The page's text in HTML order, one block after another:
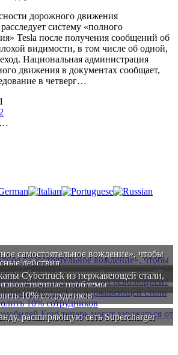
дорожного движения
систему «полного
Tesla после получения сообщений об
видимости, в том числе об одной,
Национальная администрация
движения в документах сообщает,
в четверг…
1
2
…
самостоятельное вождение», чтобы
действия
технологической революцией?
Cybertruck из нержавеющей стали,
проблемы
10% сотрудников
расширяющую сеть Supercharger